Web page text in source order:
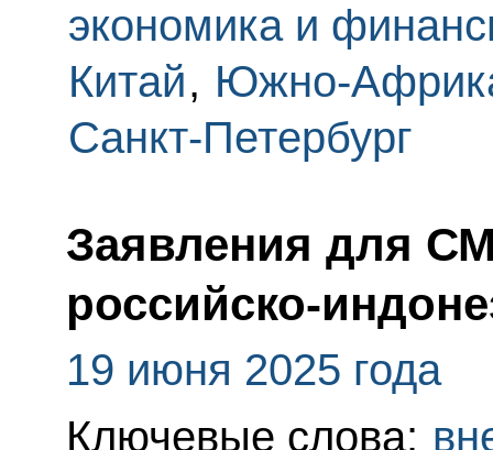
экономика и
Китай, Южно-
Санкт-Петербург
Заявления для
российско-
19 июня 2025 года
Ключевые слова: